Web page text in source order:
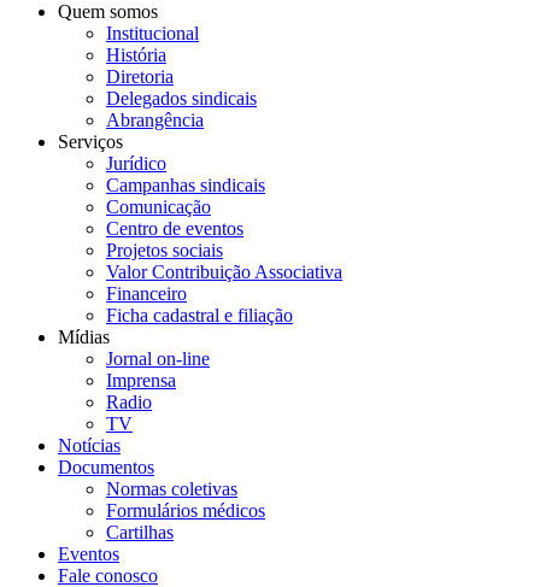
Quem somos
Institucional
História
Diretoria
Delegados sindicais
Abrangência
Serviços
Jurídico
Campanhas sindicais
Comunicação
Centro de eventos
Projetos sociais
Valor Contribuição Associativa
Financeiro
Ficha cadastral e filiação
Mídias
Jornal on-line
Imprensa
Radio
TV
Notícias
Documentos
Normas coletivas
Formulários médicos
Cartilhas
Eventos
Fale conosco